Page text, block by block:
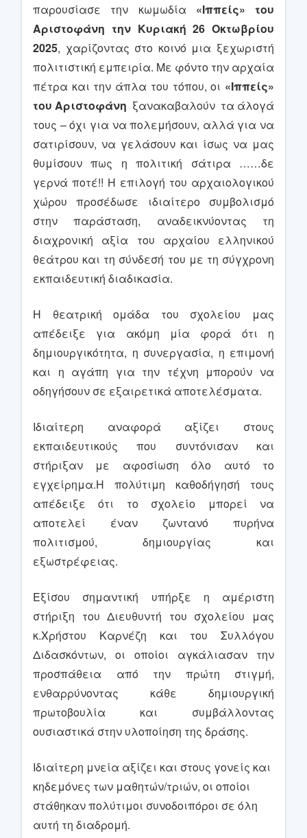
παρουσίασε την κωμωδία «Ιππείς» του
Αριστοφάνη την Κυριακή 26 Οκτωβρίου
2025, χαρίζοντας στο κοινό μια ξεχωριστή
πολιτιστική εμπειρία. Με φόντο την αρχαία
πέτρα και την άπλα του τόπου, οι «Ιππείς»
του Αριστοφάνη ξανακαβαλούν τα άλογά
τους – όχι για να πολεμήσουν, αλλά για να
σατιρίσουν, να γελάσουν και ίσως να μας
θυμίσουν πως η πολιτική σάτιρα ……δε
γερνά ποτέ!! Η επιλογή του αρχαιολογικού
χώρου προσέδωσε ιδιαίτερο συμβολισμό
στην παράσταση, αναδεικνύοντας τη
διαχρονική αξία του αρχαίου ελληνικού
θεάτρου και τη σύνδεσή του με τη σύγχρονη
εκπαιδευτική διαδικασία.
Η θεατρική ομάδα του σχολείου μας
απέδειξε για ακόμη μία φορά ότι η
δημιουργικότητα, η συνεργασία, η επιμονή
και η αγάπη για την τέχνη μπορούν να
οδηγήσουν σε εξαιρετικά αποτελέσματα.
Ιδιαίτερη αναφορά αξίζει στους
εκπαιδευτικούς που συντόνισαν και
στήριξαν με αφοσίωση όλο αυτό το
εγχείρημα.Η πολύτιμη καθοδήγησή τους
απέδειξε ότι το σχολείο μπορεί να
αποτελεί έναν ζωντανό πυρήνα
πολιτισμού, δημιουργίας και
εξωστρέφειας.
Εξίσου σημαντική υπήρξε η αμέριστη
στήριξη του Διευθυντή του σχολείου μας
κ.Χρήστου Καρνέζη και του Συλλόγου
Διδασκόντων, οι οποίοι αγκάλιασαν την
προσπάθεια από την πρώτη στιγμή,
ενθαρρύνοντας κάθε δημιουργική
πρωτοβουλία και συμβάλλοντας
ουσιαστικά στην υλοποίηση της δράσης.
Ιδιαίτερη μνεία αξίζει και στους γονείς και
κηδεμόνες των μαθητών/τριών, οι οποίοι
στάθηκαν πολύτιμοι συνοδοιπόροι σε όλη
αυτή τη διαδρομή.